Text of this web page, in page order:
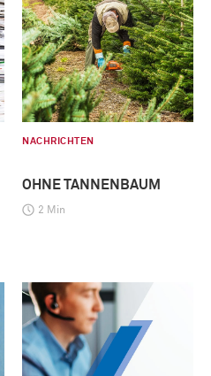
NACHRICHTEN
OHNE TANNENBAUM
2 Min